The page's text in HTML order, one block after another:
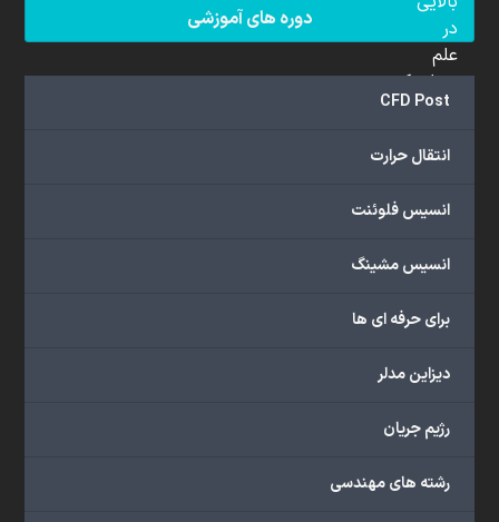
دوره های آموزشی
CFD Post
انتقال حرارت
انسیس فلوئنت
انسیس مشینگ
برای حرفه ای ها
دیزاین مدلر
رژیم جریان
رشته های مهندسی
در
علم
دینامیک
سیالات
(CFD)
هستند.
ما
گسترده‌ای
با
دانشگاهی،
صنعتی